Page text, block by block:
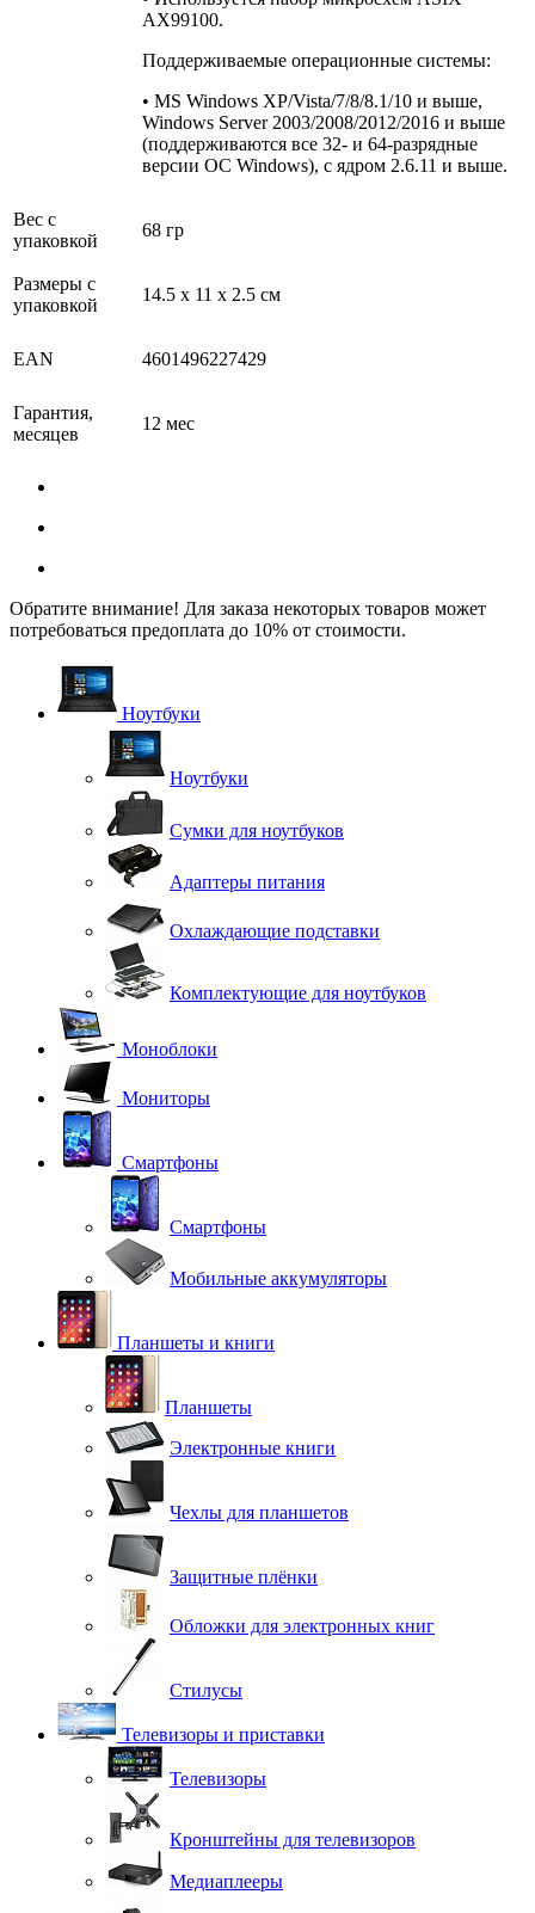
AX99100.
Поддерживаемые операционные системы:
• MS Windows XP/Vista/7/8/8.1/10 и выше,
Windows Server 2003/2008/2012/2016 и выше
(поддерживаются все 32- и 64-разрядные
версии ОС Windows), с ядром 2.6.11 и выше.
Вес с
упаковкой
68 гр
Размеры с
упаковкой
14.5 x 11 x 2.5 см
EAN 4601496227429
Гарантия,
месяцев
12 мес
Обратите внимание! Для заказа некоторых товаров может
потребоваться предоплата до 10% от стоимости.
Ноутбуки
Ноутбуки
Сумки для ноутбуков
Адаптеры питания
Охлаждающие подставки
Комплектующие для ноутбуков
Моноблоки
Мониторы
Смартфоны
Смартфоны
Мобильные аккумуляторы
Планшеты и книги
Планшеты
Электронные книги
Чехлы для планшетов
Защитные плёнки
Обложки для электронных книг
Стилусы
Телевизоры и приставки
Телевизоры
Кронштейны для телевизоров
Медиаплееры